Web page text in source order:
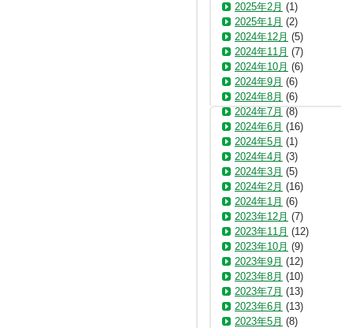
2025年2月 (1)
2025年1月 (2)
2024年12月 (5)
2024年11月 (7)
2024年10月 (6)
2024年9月 (6)
2024年8月 (6)
2024年7月 (8)
2024年6月 (16)
2024年5月 (1)
2024年4月 (3)
2024年3月 (5)
2024年2月 (16)
2024年1月 (6)
2023年12月 (7)
2023年11月 (12)
2023年10月 (9)
2023年9月 (12)
2023年8月 (10)
2023年7月 (13)
2023年6月 (13)
2023年5月 (8)